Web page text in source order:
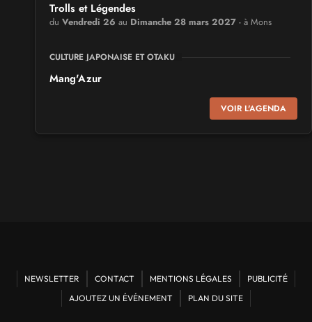
Trolls et Légendes
du Vendredi 26 au Dimanche 28 mars 2027 - à Mons
CULTURE JAPONAISE ET OTAKU
Mang'Azur
Broc'Land Geek Reims
Dimanche 27auDimanche 27 septembre 2026
VOIR L'AGENDA
NEWSLETTER CONTACT MENTIONS LÉGALES
PUBLICITÉ
AJOUTEZ UN ÉVÉNEMENT
PLAN DU SITE